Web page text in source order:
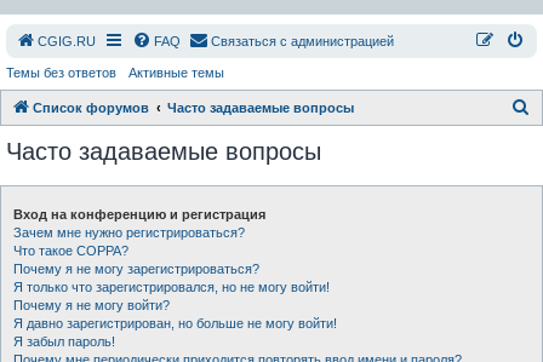
СGIG.RU FAQ Связаться с администрацией
Темы без ответов Активные темы
Список форумов Часто задаваемые вопросы
Часто задаваемые вопросы
Вход на конференцию и регистрация
Зачем мне нужно регистрироваться?
Что такое COPPA?
Почему я не могу зарегистрироваться?
Я только что зарегистрировался, но не могу войти!
Почему я не могу войти?
Я давно зарегистрирован, но больше не могу войти!
Я забыл пароль!